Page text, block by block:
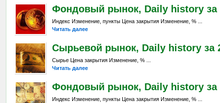
Фондовый рынок, Daily history за
Индекс Изменение, пункты Цена закрытия Изменение, % ...
Читать далее
Сырьевой рынок, Daily history за
Сырье Цена закрытия Изменение, % ...
Читать далее
Фондовый рынок, Daily history за
Индекс Изменение, пункты Цена закрытия Изменение, % ...